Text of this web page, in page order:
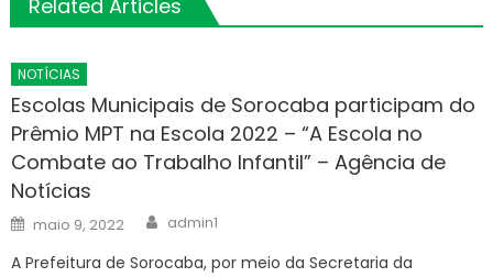
Related Articles
NOTÍCIAS
Escolas Municipais de Sorocaba participam do
Prêmio MPT na Escola 2022 – “A Escola no
Combate ao Trabalho Infantil” – Agência de
Notícias
Posted
on
maio 9, 2022 Author
admin1
A Prefeitura de Sorocaba, por meio da Secretaria da